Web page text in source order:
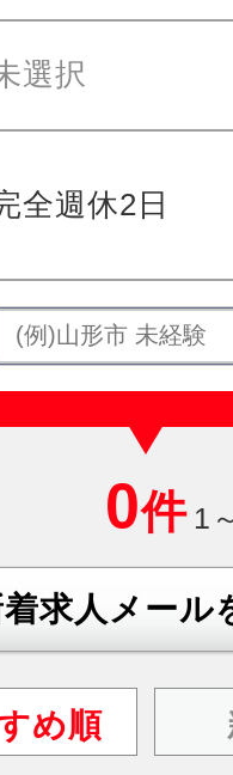
選択
全週休2日
0件 1
求人メール
め順